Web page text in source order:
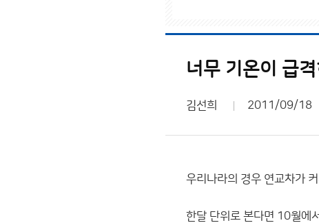
너무 기온이 급
김선희 2011/09/18
우리나라의 경우 연교차가
한달 단위로 본다면 10월에